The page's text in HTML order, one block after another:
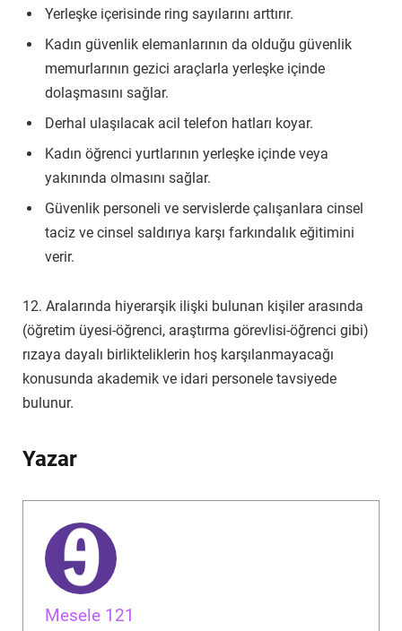
Yerleşke içerisinde ring sayılarını arttırır.
Kadın güvenlik elemanlarının da olduğu güvenlik
memurlarının gezici araçlarla yerleşke içinde
dolaşmasını sağlar.
Derhal ulaşılacak acil telefon hatları koyar.
Kadın öğrenci yurtlarının yerleşke içinde veya
yakınında olmasını sağlar.
Güvenlik personeli ve servislerde çalışanlara cinsel
taciz ve cinsel saldırıya karşı farkındalık eğitimini
verir.
12. Aralarında hiyerarşik ilişki bulunan kişiler arasında
(öğretim üyesi-öğrenci, araştırma görevlisi-öğrenci gibi)
rızaya dayalı birlikteliklerin hoş karşılanmayacağı
konusunda akademik ve idari personele tavsiyede
bulunur.
Yazar
Mesele 121